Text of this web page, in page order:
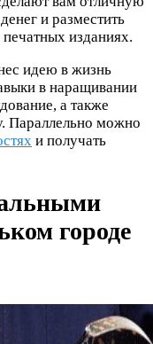
и разместить
изданиях.
идею в жизнь
в наращивании
а также
Параллельно можно
и получать
городе